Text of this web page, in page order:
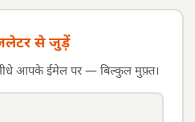
से जुड़ें
सीधे आपके ईमेल पर — बिल्कुल मुफ़्त।